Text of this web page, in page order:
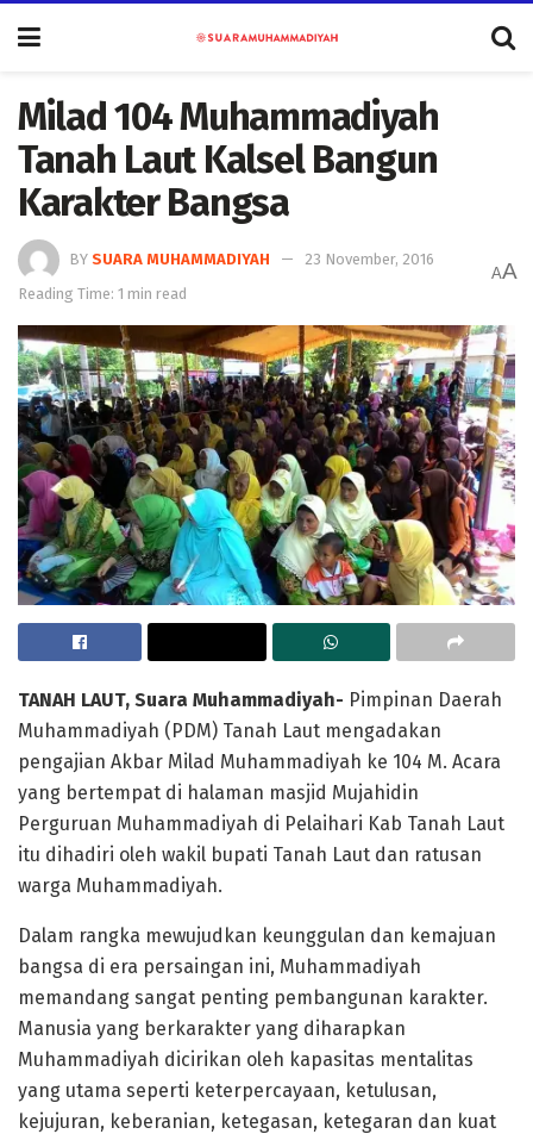
Milad 104 Muhammadiyah
Tanah Laut Kalsel Bangun
Karakter Bangsa
BY SUARA MUHAMMADIYAH
23 November, 2016
Reading Time: 1 min read
AA
TANAH LAUT, Suara Muhammadiyah- Pimpinan Daerah
Muhammadiyah (PDM) Tanah Laut mengadakan
pengajian Akbar Milad Muhammadiyah ke 104 M. Acara
yang bertempat di halaman masjid Mujahidin
Perguruan Muhammadiyah di Pelaihari Kab Tanah Laut
itu dihadiri oleh wakil bupati Tanah Laut dan ratusan
warga Muhammadiyah.
Dalam rangka mewujudkan keunggulan dan kemajuan
bangsa di era persaingan ini, Muhammadiyah
memandang sangat penting pembangunan karakter.
Manusia yang berkarakter yang diharapkan
Muhammadiyah dicirikan oleh kapasitas mentalitas
yang utama seperti keterpercayaan, ketulusan,
kejujuran, keberanian, ketegasan, ketegaran dan kuat